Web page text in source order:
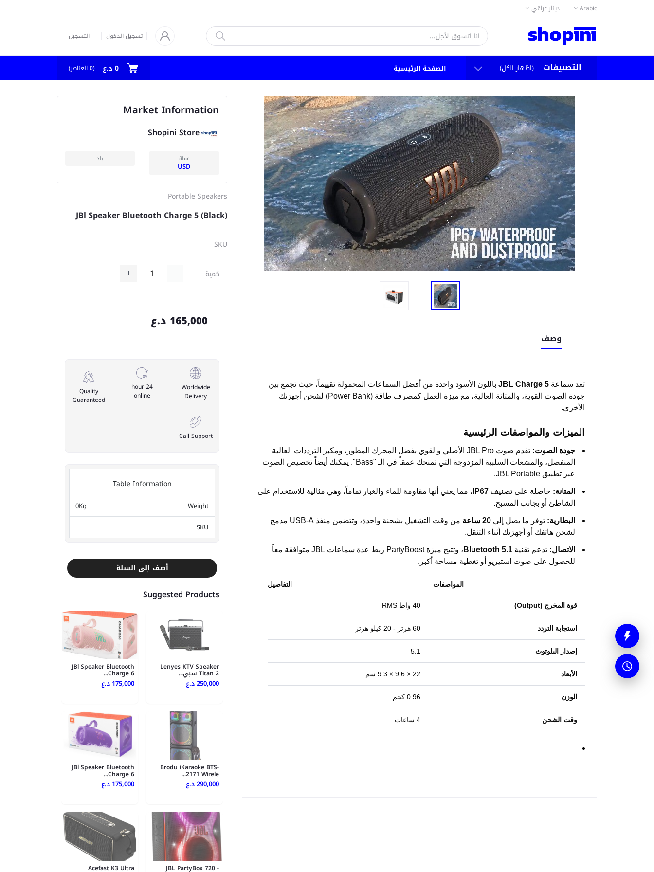
Arabic دينار عراقي
تسجيل الدخول التسجيل
التصنيفات (اظهار الكل) الصفحة الرئيسية 0 د.ع (
0العناصر)
وصف
تعد سماعة JBL Charge 5 باللون الأسود واحدة من أفضل السماعات المحمولة تقييماً، حيث تجمع بين
جودة الصوت القوية، والمتانة العالية، مع ميزة العمل كمصرف طاقة (Power Bank) لشحن أجهزتك
الأخرى.
الميزات والمواصفات الرئيسية
جودة الصوت:
تقدم صوت JBL Pro الأصلي والقوي بفضل المحرك المطور، ومكبر الترددات العالية
المنفصل، والمشعات السلبية المزدوجة التي تمنحك عمقاً في الـ "Bass". يمكنك أيضاً تخصيص الصوت
عبر تطبيق JBL Portable.
المتانة: حاصلة على تصنيف IP67 ، مما يعني أنها مقاومة للماء والغبار تماماً، وهي مثالية للاستخدام على
الشاطئ أو بجانب المسبح.
البطارية: توفر ما يصل إلى 20 ساعة
من وقت التشغيل بشحنة واحدة، وتتضمن منفذ USB-A مدمج
لشحن هاتفك أو أجهزتك أثناء التنقل.
الاتصال: تدعم تقنية Bluetooth 5.1
، وتتيح ميزة PartyBoost ربط عدة سماعات JBL متوافقة معاً
للحصول على صوت استيريو أو تغطية مساحة أكبر.
المواصفات التفاصيل
قوة المخرج (Output) 40 واط RMS
استجابة التردد 60 هرتز - 20 كيلو هرتز
إصدار البلوتوث 5.1
الأبعاد 22 × 9.6 × 9.3 سم
الوزن 0.96 كجم
وقت الشحن 4 ساعات
Market Information
Shopini Store
عملة
USD
بلد
Portable Speakers
JBl Speaker Bluetooth Charge 5 (Black)
SKU
كمية
165,000 د.ع
Worldwide
Delivery
24 hour
online
Quality
Guaranteed
Call Support
Table Information
Weight
0Kg
SKU
أضف إلى السلة
Suggested Products
Lenyes KTV Speaker
Titan 2 سبي...
250,000 د.ع
JBl Speaker Bluetooth
Charge 6...
175,000 د.ع
Brodu iKaraoke BTS-
2171 Wirele...
290,000 د.ع
JBl Speaker Bluetooth
Charge 6...
175,000 د.ع
JBL PartyBox 720 -
Acefast K3 Ultra